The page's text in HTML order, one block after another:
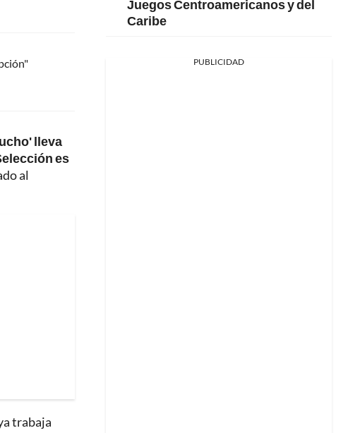
lleva
es
al
trabaja
Juegos Centroamericanos y del
Caribe
PUBLICIDAD